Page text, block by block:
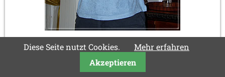
"Emanuel Lasker und Mathematik" war das Thema
Diese Seite nutzt Cookies.
Mehr erfahren
Akzeptieren